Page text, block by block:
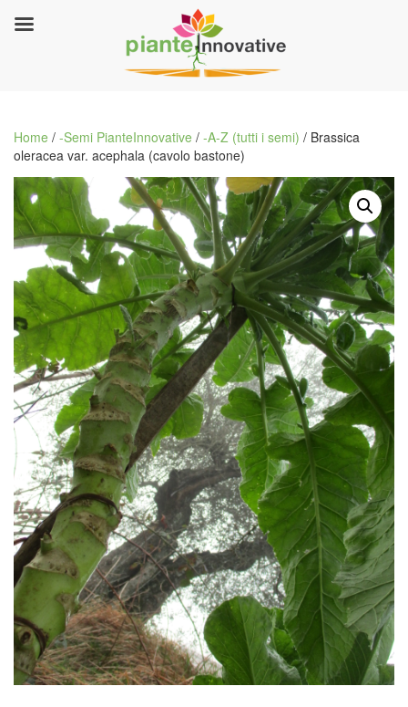
Home / -Semi PianteInnovative / -A-Z (tutti i semi) / Brassica
oleracea var. acephala (cavolo bastone)